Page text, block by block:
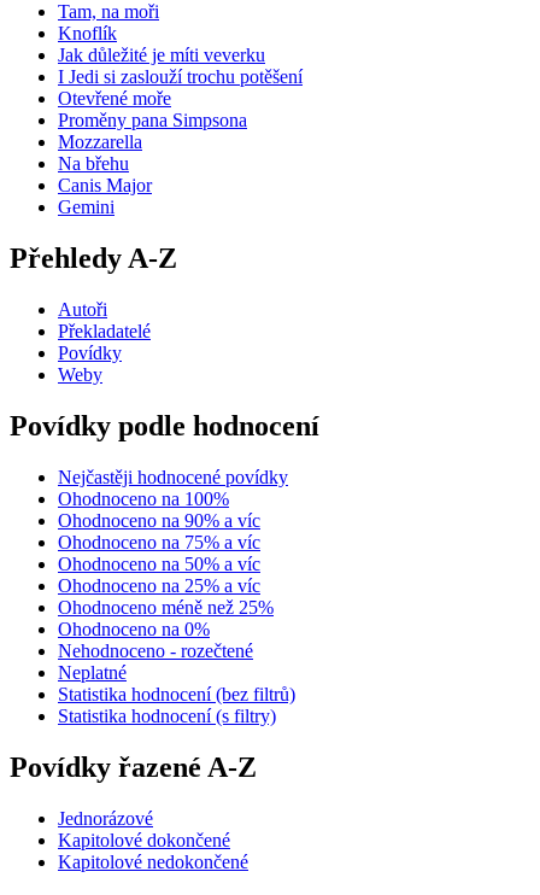
Tam, na moři
Knoflík
Jak důležité je míti veverku
I Jedi si zaslouží trochu potěšení
Otevřené moře
Proměny pana Simpsona
Mozzarella
Na břehu
Canis Major
Gemini
Přehledy A-Z
Autoři
Překladatelé
Povídky
Weby
Povídky podle hodnocení
Nejčastěji hodnocené povídky
Ohodnoceno na 100%
Ohodnoceno na 90% a víc
Ohodnoceno na 75% a víc
Ohodnoceno na 50% a víc
Ohodnoceno na 25% a víc
Ohodnoceno méně než 25%
Ohodnoceno na 0%
Nehodnoceno - rozečtené
Neplatné
Statistika hodnocení (bez filtrů)
Statistika hodnocení (s filtry)
Povídky řazené A-Z
Jednorázové
Kapitolové dokončené
Kapitolové nedokončené